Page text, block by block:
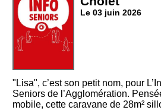
Le 03 juin 2026
"Lisa", c’est son petit nom, pour
Seniors de l’Agglomération.
mobile, cette caravane de 28m²